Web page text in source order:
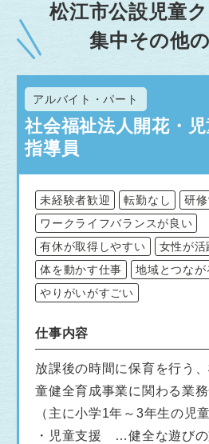
松江市公設児童
集中その他
アルバイト・パート
社会福祉法人開花・
指導員
未経験者歓迎 転勤なし
研
ワークライフバランスが良い
有休が取得しやすい
女性が活
体を動かす仕事
地域とつなが
やりがいがすごい
仕事内容
放課後の時間に保育を行う
童健全育成事業に関わる業務
（主に小学1年～3年生の児
・児童支援 …健全な遊びの